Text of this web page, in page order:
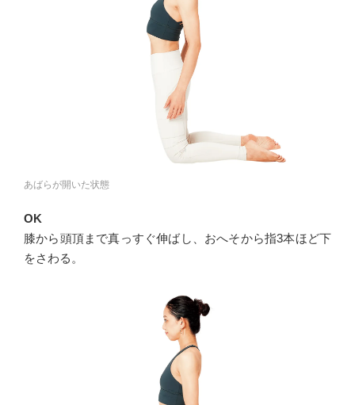
あばらが開いた状態
OK
膝から頭頂まで真っすぐ伸ばし、おへそから指3本ほど下
をさわる。